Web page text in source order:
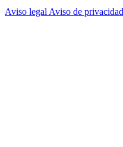
Aviso legal Aviso de privacidad